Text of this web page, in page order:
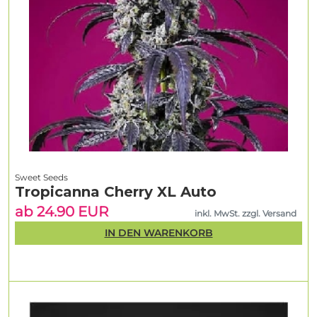
Sweet Seeds
Tropicanna Cherry XL Auto
ab 24.90 EUR
inkl. MwSt. zzgl. Versand
IN DEN WARENKORB